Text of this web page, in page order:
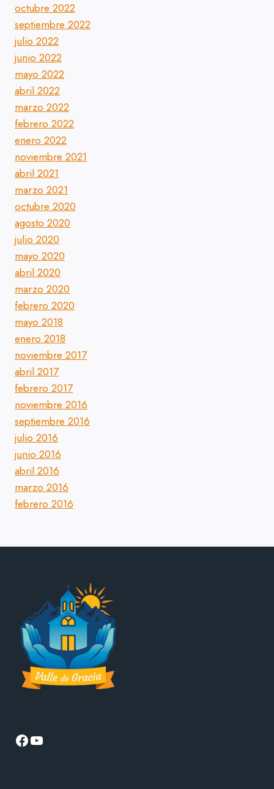
octubre 2022
septiembre 2022
julio 2022
junio 2022
mayo 2022
abril 2022
marzo 2022
febrero 2022
enero 2022
noviembre 2021
abril 2021
marzo 2021
octubre 2020
agosto 2020
julio 2020
mayo 2020
abril 2020
marzo 2020
febrero 2020
mayo 2018
enero 2018
noviembre 2017
abril 2017
febrero 2017
noviembre 2016
septiembre 2016
julio 2016
junio 2016
abril 2016
marzo 2016
febrero 2016
Facebook
YouTube